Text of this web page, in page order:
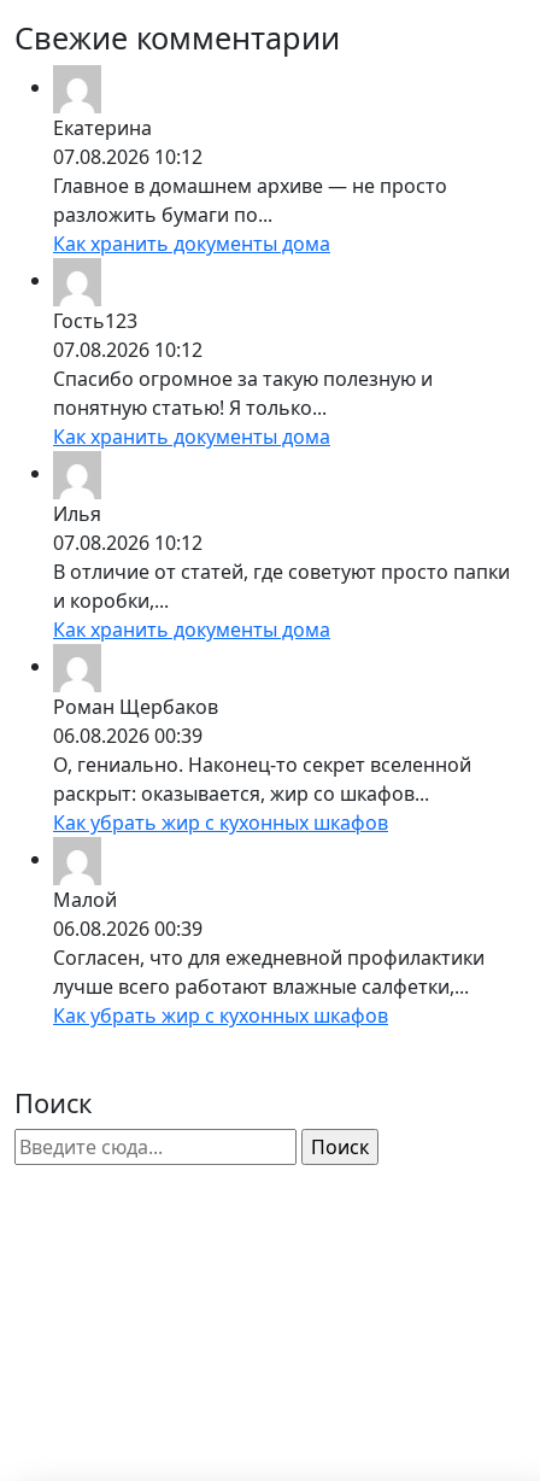
Свежие комментарии
Екатерина
07.08.2026 10:12
Главное в домашнем архиве — не просто
разложить бумаги по...
Как хранить документы дома
Гость123
07.08.2026 10:12
Спасибо огромное за такую полезную и
понятную статью! Я только...
Как хранить документы дома
Илья
07.08.2026 10:12
В отличие от статей, где советуют просто папки
и коробки,...
Как хранить документы дома
Роман Щербаков
06.08.2026 00:39
О, гениально. Наконец-то секрет вселенной
раскрыт: оказывается, жир со шкафов...
Как убрать жир с кухонных шкафов
Малой
06.08.2026 00:39
Согласен, что для ежедневной профилактики
лучше всего работают влажные салфетки,...
Как убрать жир с кухонных шкафов
Поиск